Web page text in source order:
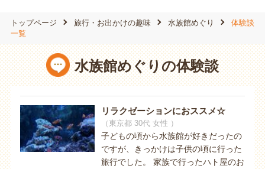
トップページ 旅行・お出かけの趣味 水族館めぐり
体験談
一覧
水族館めぐりの体験談
リラクゼーションにおススメ☆
（東京都 30代 女性 ）
子どもの頃から水族館が好きだったの
ですが、きっかけは子供の頃に行った
旅行でした。 家族で行ったハト屋のお